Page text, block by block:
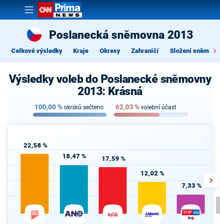
Poslanecká sněmovna 2013
Celkové výsledky Kraje Okresy Zahraničí Složení
Výsledky voleb do Poslanecké sněmovny
2013: Krásná
100,00% okrsků sečteno 62,03% volební účast
22,58 %
18,47 % 17,59 %
12,02 %
7,33 %